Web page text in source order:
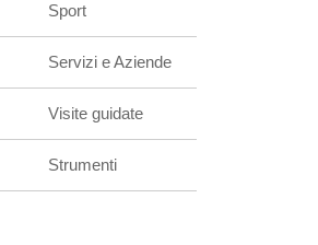
Sport
Servizi e Aziende
Visite guidate
Strumenti